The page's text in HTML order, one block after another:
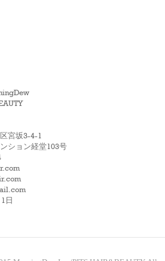
宮坂3-4-1
ション経堂103号
日